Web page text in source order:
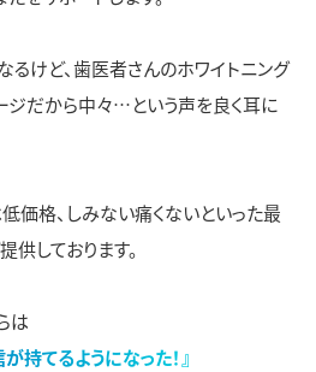
けど、歯医者さんのホワイトニング
ジだから中々…という声を良く耳に
価格、しみない痛くないといった最
供しております。
は
持てるようになった！』